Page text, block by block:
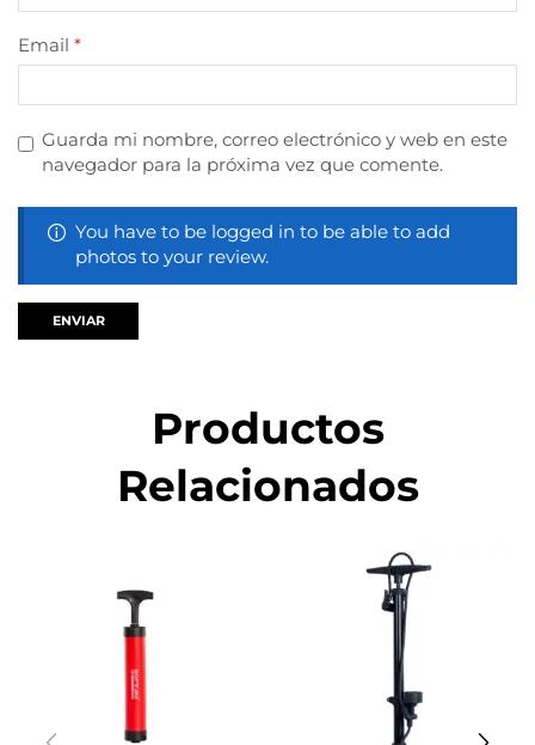
Email *
Guarda mi nombre, correo electrónico y web en este
navegador para la próxima vez que comente.
You have to be logged in to be able to add
photos to your review.
Productos
Relacionados